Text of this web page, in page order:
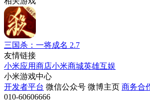
三国杀：一将成名 2.7
友情链接
小米应用商店小米商城英雄互娱
小米游戏中心
开发者平台 微信公众号 微博主页 商务合
010-60606666